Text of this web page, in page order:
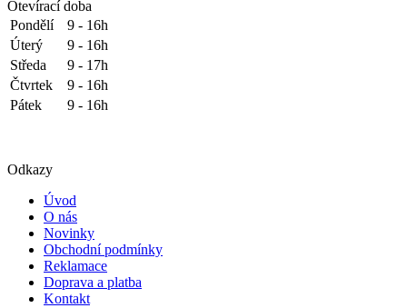
Otevírací doba
Pondělí
9 - 16h
Úterý
9 - 16h
Středa
9 - 17h
Čtvrtek
9 - 16h
Pátek
9 - 16h
Odkazy
Úvod
O nás
Novinky
Obchodní podmínky
Reklamace
Doprava a platba
Kontakt